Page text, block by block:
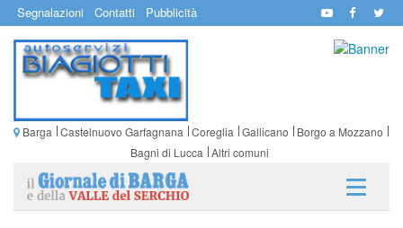
Segnalazioni Contatti Pubblicità
Barga Castelnuovo Garfagnana Coreglia Gallicano
Borgo a Mozzano
Bagni di Lucca Altri comuni